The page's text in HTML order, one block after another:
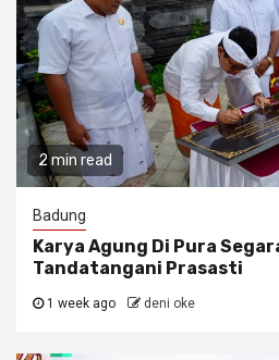
2 min read
Badung
Karya Agung Di Pura
Tandatangani Prasasti
1 week ago deni oke